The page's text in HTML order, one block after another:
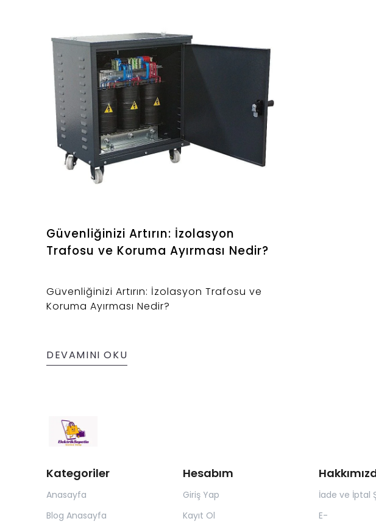
Güvenliğinizi Artırın: İzolasyon
Trafosu ve Koruma Ayırması Nedir?
Güvenliğinizi Artırın: İzolasyon Trafosu ve
Koruma Ayırması Nedir?
DEVAMINI OKU
Kategoriler
Anasayfa
Blog Anasayfa
Hesabım
Giriş Yap
Kayıt Ol
İade ve İptal
E-